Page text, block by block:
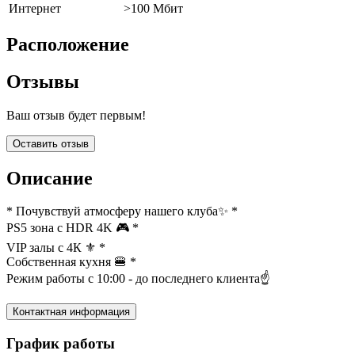
Интернет
>100 Мбит
Расположение
Отзывы
Ваш отзыв будет первым!
Оставить отзыв
Описание
* Почувствуй атмосферу нашего клуба✨ *
PS5 зона с HDR 4K 🎮 *
VIP залы с 4К ⚜️ *
Собственная кухня 🍔 *
Режим работы с 10:00 - до последнего клиента☝️
Контактная информация
График работы